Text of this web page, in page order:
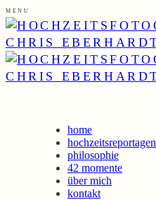
MENU
home
hochzeitsreportagen
philosophie
42 momente
über mich
kontakt